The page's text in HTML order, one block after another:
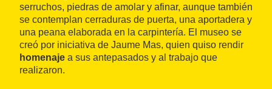
serruchos, piedras de amolar y afinar, aunque también
se contemplan cerraduras de puerta, una aportadera y
una peana elaborada en la carpintería. El museo se
creó por iniciativa de Jaume Mas, quien quiso rendir
homenaje a sus antepasados y al trabajo que
realizaron.